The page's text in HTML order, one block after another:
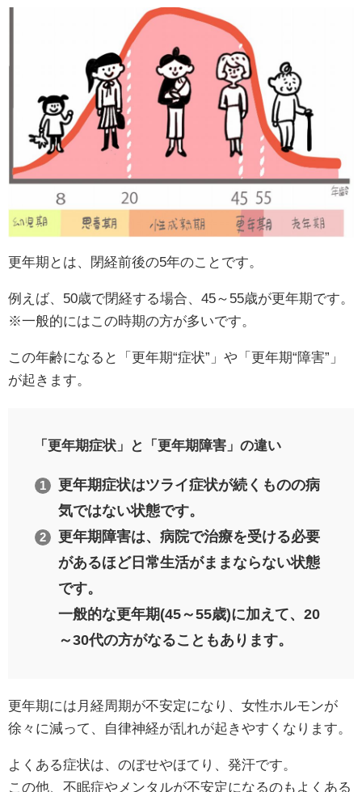
更年期とは、閉経前後の5年のことです。
例えば、50歳で閉経する場合、45～55歳が更年期です。
※一般的にはこの時期の方が多いです。
この年齢になると「更年期“症状”」や「更年期“障害”」
が起きます。
「更年期症状」と「更年期障害」の違い
更年期症状はツライ症状が続くものの病
気ではない状態です。
更年期障害は、病院で治療を受ける必要
があるほど日常生活がままならない状態
です。
一般的な更年期(45～55歳)に加えて、20
～30代の方がなることもあります。
更年期には月経周期が不安定になり、女性ホルモンが
徐々に減って、自律神経が乱れが起きやすくなります。
よくある症状は、のぼせやほてり、発汗です。
この他、不眠症やメンタルが不安定になるのもよくある